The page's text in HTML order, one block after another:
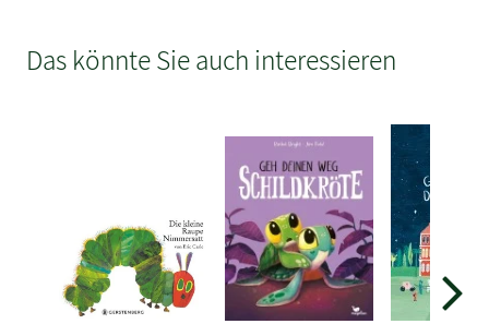
Das könnte Sie auch interessieren